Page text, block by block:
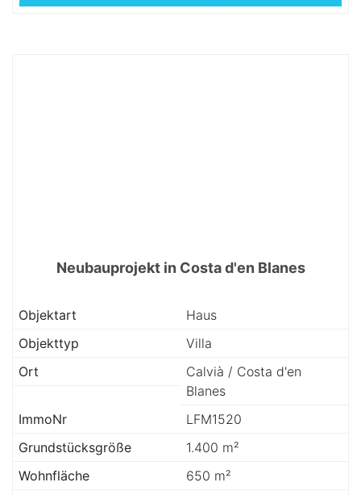
Neubauprojekt in Costa d'en Blanes
Objektart
Haus
Objekttyp
Villa
Ort
Calvià / Costa d'en
Blanes
ImmoNr
LFM1520
Grundstücksgröße
1.400 m²
Wohnfläche
650 m²